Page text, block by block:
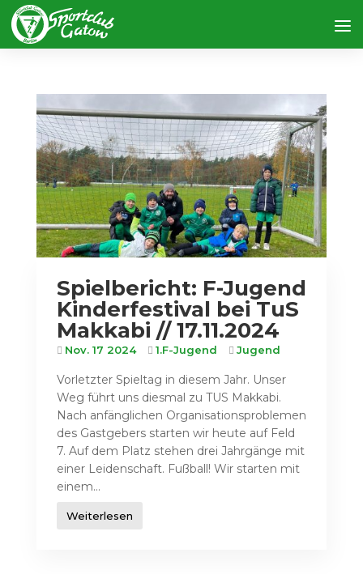
Spielbericht: F-Jugend
Kinderfestival bei TuS
Makkabi // 17.11.2024
Nov. 17 2024 1.F-Jugend Jugend
Vorletzter Spieltag in diesem Jahr. Unser
Weg führt uns diesmal zu TUS Makkabi.
Nach anfänglichen Organisationsproblemen
des Gastgebers starten wir heute auf Feld
7. Auf dem Platz stehen drei Jahrgänge mit
einer Leidenschaft. Fußball! Wir starten mit
einem...
Weiterlesen